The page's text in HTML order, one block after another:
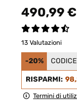
490,99 €
13 Valutazioni
-20%
RISPARMI:
Termini di